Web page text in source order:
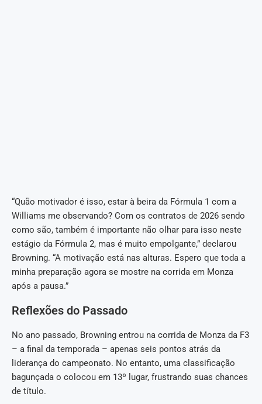
“Quão motivador é isso, estar à beira da Fórmula 1 com a
Williams me observando? Com os contratos de 2026 sendo
como são, também é importante não olhar para isso neste
estágio da Fórmula 2, mas é muito empolgante,” declarou
Browning. “A motivação está nas alturas. Espero que toda a
minha preparação agora se mostre na corrida em Monza
após a pausa.”
Reflexões do Passado
No ano passado, Browning entrou na corrida de Monza da F3
– a final da temporada – apenas seis pontos atrás da
liderança do campeonato. No entanto, uma classificação
bagunçada o colocou em 13º lugar, frustrando suas chances
de título.